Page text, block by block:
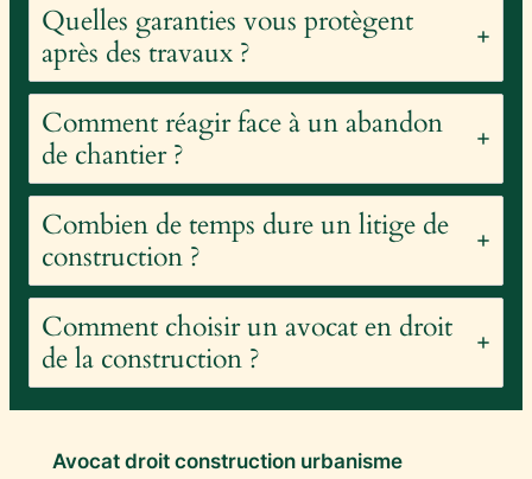
Quelles garanties vous protègent
après des travaux ?
Comment réagir face à un abandon
de chantier ?
Combien de temps dure un litige de
construction ?
Comment choisir un avocat en droit
de la construction ?
Avocat droit construction urbanisme